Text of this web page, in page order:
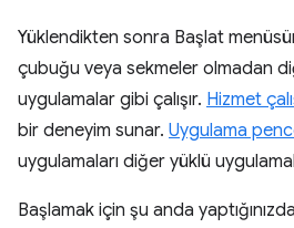
Yüklendikten sonra Başlat
çubuğu veya sekmeler olmadan
uygulamalar gibi çalışır. Hizmet
bir deneyim sunar. Uygulama
uygulamaları diğer yüklü
Başlamak için şu anda